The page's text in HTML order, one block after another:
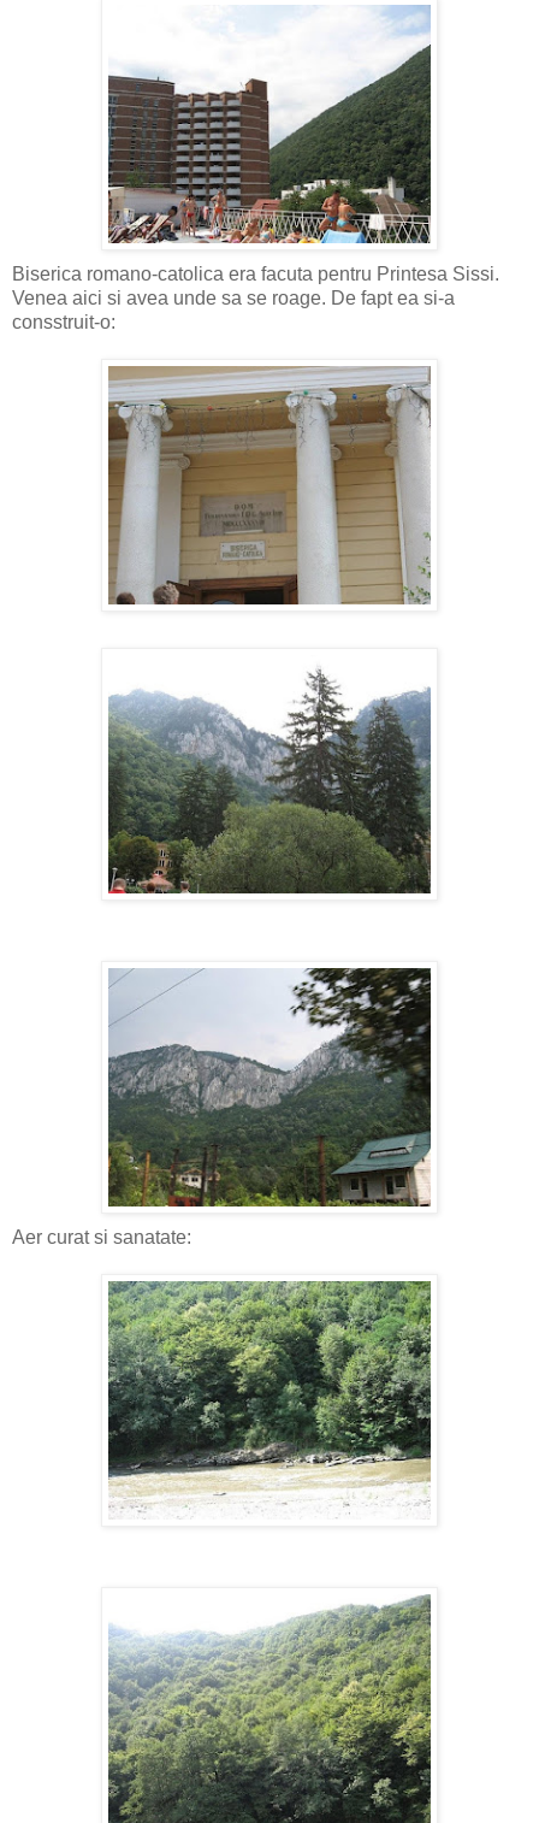
Biserica romano-catolica era facuta pentru Printesa Sissi.
Venea aici si avea unde sa se roage. De fapt ea si-a
consstruit-o:
Aer curat si sanatate: